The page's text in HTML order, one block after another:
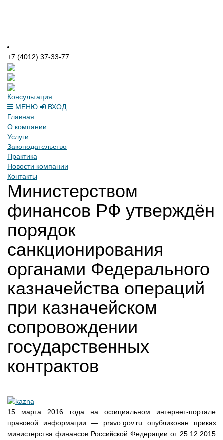
+7 (4012) 37-33-77
Консультация
МЕНЮ
ВХОД
Главная
О компании
Услуги
Законодательство
Практика
Новости компании
Контакты
Министерством
финансов РФ утверждён
порядок
санкционирования
органами Федерального
казначейства операций
при казначейском
сопровождении
государственных
контрактов
15 марта 2016 года на официальном интернет-портале
правовой информации — pravo.gov.ru опубликован приказ
министерства финансов Российской Федерации от 25.12.2015